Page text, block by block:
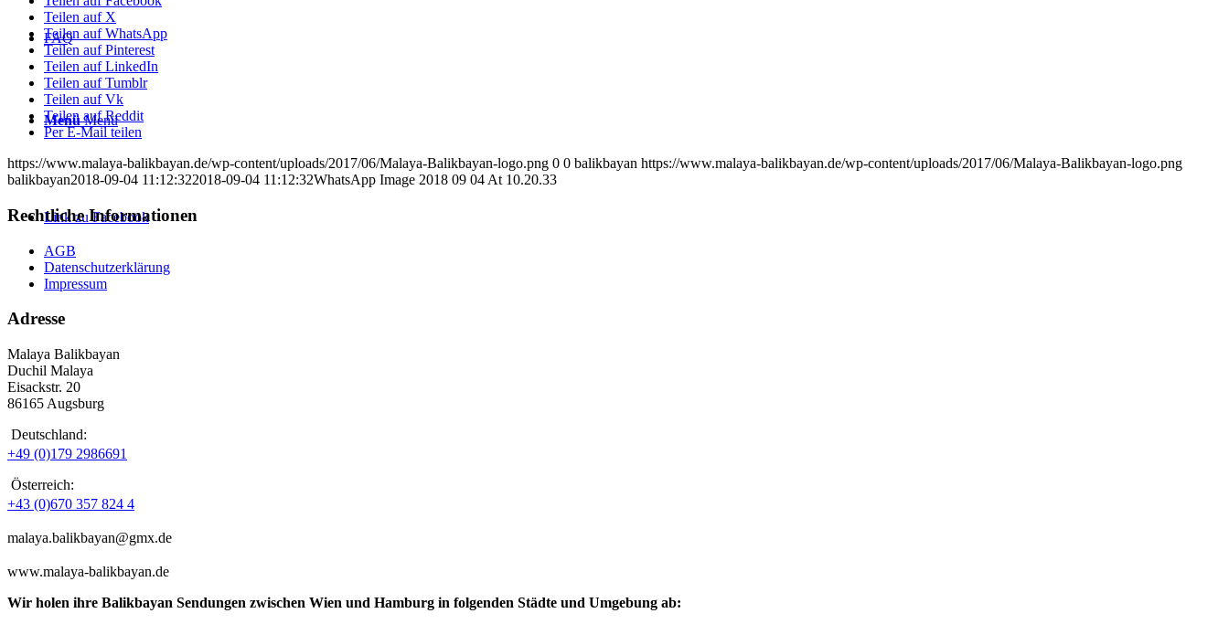
FAQ
Menü Menü
Link zu Facebook
Teilen auf X
Teilen auf WhatsApp
Teilen auf Pinterest
Teilen auf LinkedIn
Teilen auf Tumblr
Teilen auf Vk
Teilen auf Reddit
Per E-Mail teilen
https://www.malaya-balikbayan.de/wp-content/uploads/2017/06/Malaya-Balikbayan-logo.png 0 0 balikbayan https://www.malaya-balikbayan.de/wp-content/uploads/2017/06/Malaya-Balikbayan-logo.png
balikbayan2018-09-04 11:12:322018-09-04 11:12:32WhatsApp Image 2018 09 04 At 10.20.33
Rechtliche Informationen
AGB
Datenschutzerklärung
Impressum
Adresse
Malaya Balikbayan
Duchil Malaya
Eisackstr. 20
86165 Augsburg
Deutschland:
+49 (0)179 2986691
Österreich:
+43 (0)670 357 824 4
malaya.balikbayan@gmx.de
www.malaya-balikbayan.de
Wir holen ihre Balikbayan Sendungen zwischen Wien und Hamburg in folgenden Städte und Umgebung ab: